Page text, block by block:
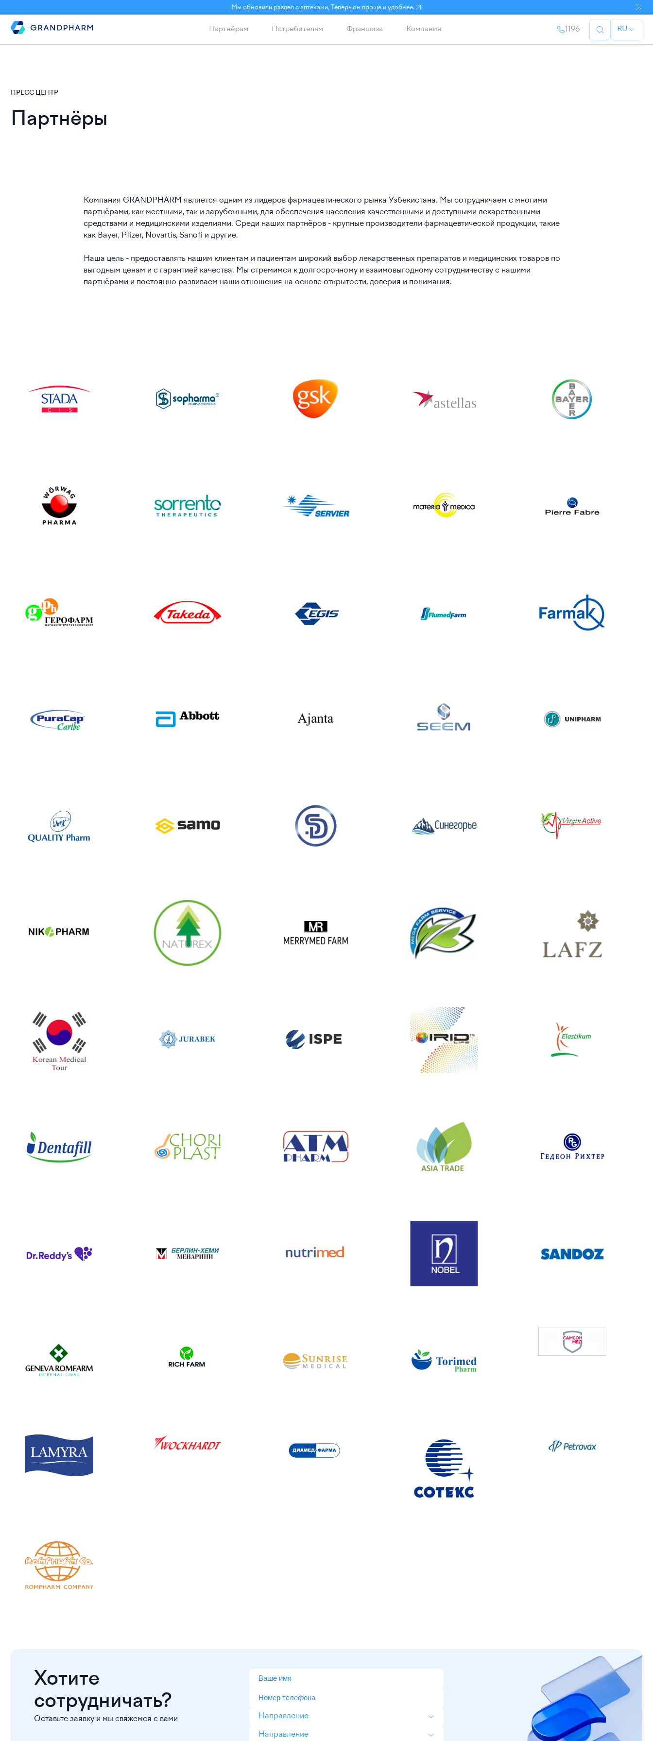
Мы обновили раздел с аптеками, Теперь он проще и удобнее.
Партнёрам Потребителям Франшиза Компания 1196 RU
ПРЕСС ЦЕНТР
Партнёры
Компания GRANDPHARM является одним из лидеров фармацевтического рынка Узбекистана. Мы сотрудничаем с многими
партнёрами, как местными, так и зарубежными, для обеспечения населения качественными и доступными лекарственными
средствами и медицинскими изделиями. Среди наших партнёров - крупные производители фармацевтической продукции, такие
как Bayer, Pfizer, Novartis, Sanofi и другие.
Наша цель - предоставлять нашим клиентам и пациентам широкий выбор лекарственных препаратов и медицинских товаров по
выгодным ценам и с гарантией качества. Мы стремимся к долгосрочному и взаимовыгодному сотрудничеству с нашими
партнёрами и постоянно развиваем наши отношения на основе открытости, доверия и понимания.
Хотите
сотрудничать?
Оставьте заявку и мы свяжемся с вами Направление
Направление